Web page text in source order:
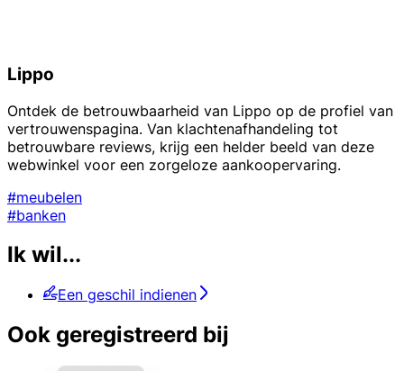
Lippo
Ontdek de betrouwbaarheid van Lippo op de profiel van
vertrouwenspagina. Van klachtenafhandeling tot
betrouwbare reviews, krijg een helder beeld van deze
webwinkel voor een zorgeloze aankoopervaring.
#meubelen
#banken
Ik wil...
Een geschil indienen
Ook geregistreerd bij